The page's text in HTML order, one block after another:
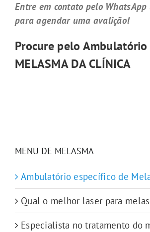
Entre em contato pelo WhatsApp
para agendar uma avalição!
Procure pelo Ambulatório
MELASMA DA CLÍNICA
MENU DE MELASMA
Ambulatório específico de
Qual o melhor laser para
Especialista no tratamento do